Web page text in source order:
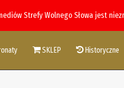
Strefy Wolnego Słowa jest
SKLEP Historyczne